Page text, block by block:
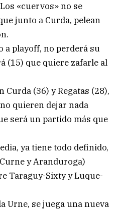
«cuervos» no se
junto a Curda, pelean
a playoff, no perderá su
(15) que quiere zafarle al
(36) y Regatas (28),
quieren dejar nada
será un partido más que
ya tiene todo definido,
y Aranduroga)
Taraguy-Sixty y Luque-
Urne, se juega una nueva